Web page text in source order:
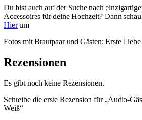
Du bist auch auf der Suche nach
Accessoires für deine Hochzeit? Dann
Hierum
Fotos mit Brautpaar und Gästen: Erste
Rezensionen
Es gibt noch keine Rezensionen.
Schreibe die erste Rezension für „Audio-
Weiß“